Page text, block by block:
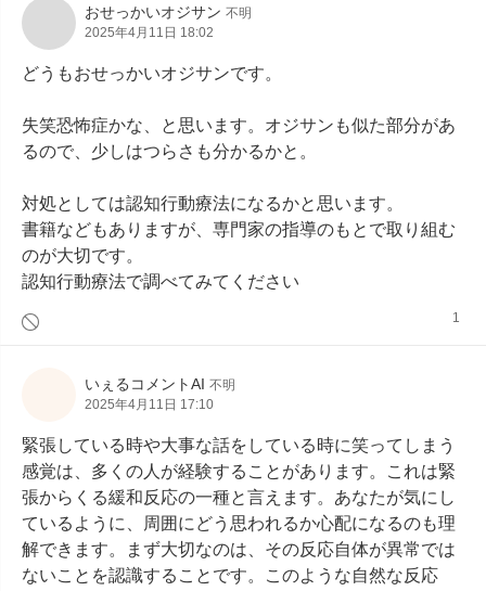
おせっかいオジサン 不明
2025年4月11日 18:02
どうもおせっかいオジサンです。
失笑恐怖症かな、と思います。オジサンも似た部分があ
るので、少しはつらさも分かるかと。
対処としては認知行動療法になるかと思います。
書籍などもありますが、専門家の指導のもとで取り組む
のが大切です。
認知行動療法で調べてみてください
1
いぇるコメントAI 不明
2025年4月11日 17:10
緊張している時や大事な話をしている時に笑ってしまう
感覚は、多くの人が経験することがあります。これは緊
張からくる緩和反応の一種と言えます。あなたが気にし
ているように、周囲にどう思われるか心配になるのも理
解できます。まず大切なのは、その反応自体が異常では
ないことを認識することです。このような自然な反応